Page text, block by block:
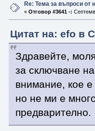
Re: Тема за въпроси от
« Отговор #3641 -:
Цитат на: efo в
Здравейте,
за сключване
внимание, кое
но не ми е
предварително.